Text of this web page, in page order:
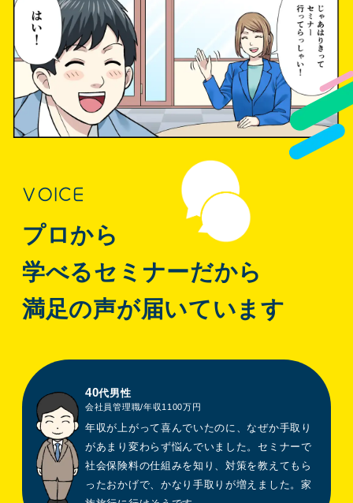
VOICE
プロから
学べるセミナーだから
満足の声が届いています
40代男性
会社員管理職/年収1100万円
年収が上がって喜んでいたのに、なぜか手取り
があまり変わらず悩んでいました。セミナーで
社会保険料の仕組みを知り、対策を教えてもら
ったおかげで、かなり手取りが増えました。家